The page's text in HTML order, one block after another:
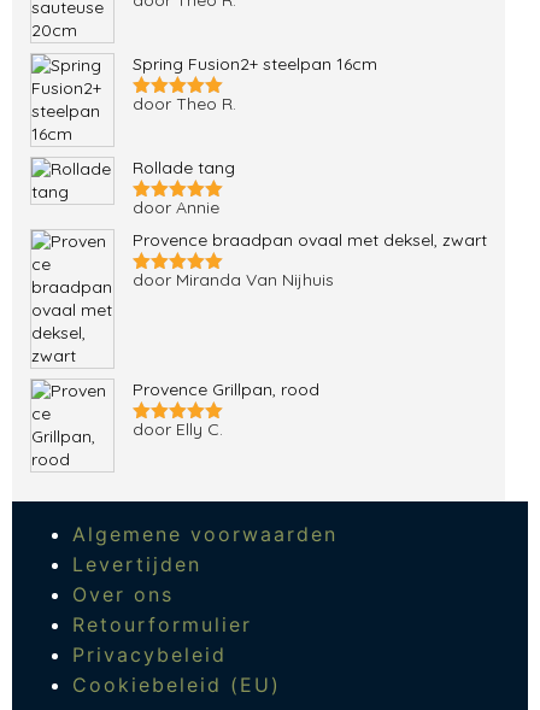
Gewaardeerd
Spring Fusion2+ steelpan 16cm
Gewaardeerd
door Theo R.
Rollade tang
Gewaardeerd
door Annie
Provence braadpan ovaal met deksel, zwart
Gewaardeerd
door Miranda Van Nijhuis
Provence Grillpan, rood
Gewaardeerd
door Elly C.
Algemene voorwaarden
Levertijden
Over ons
Retourformulier
Privacybeleid
Cookiebeleid (EU)